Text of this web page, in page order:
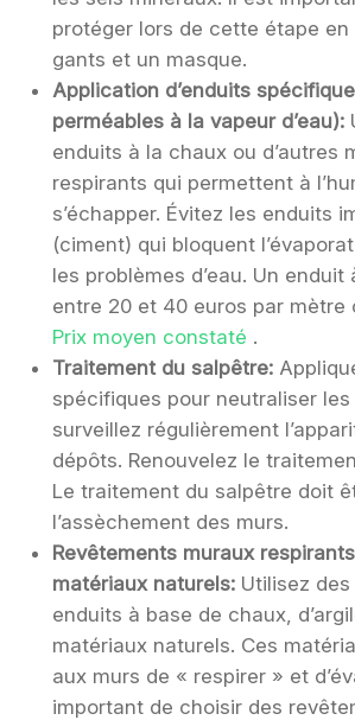
protéger lors de cette étape
gants et un masque.
Application d’enduits
perméables à la vapeur d’eau):
enduits à la chaux ou d’autres
respirants qui permettent à
s’échapper. Évitez les enduits
(ciment) qui bloquent
les problèmes d’eau. Un
entre 20 et 40 euros par mètre
Prix moyen constaté .
Traitement du salpêtre:
spécifiques pour neutraliser
surveillez régulièrement
dépôts. Renouvelez le
Le traitement du salpêtre doit
l’assèchement des murs.
Revêtements muraux
matériaux naturels: Utilisez
enduits à base de chaux,
matériaux naturels. Ces
aux murs de « respirer » et
important de choisir des